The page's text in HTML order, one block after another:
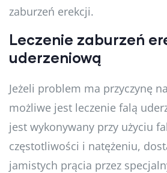
zaburzeń erekcji.
Leczenie zaburzeń
uderzeniową
Jeżeli problem ma przyczynę
możliwe jest leczenie falą
jest wykonywany przy użyciu
częstotliwości i natężeniu,
jamistych prącia przez